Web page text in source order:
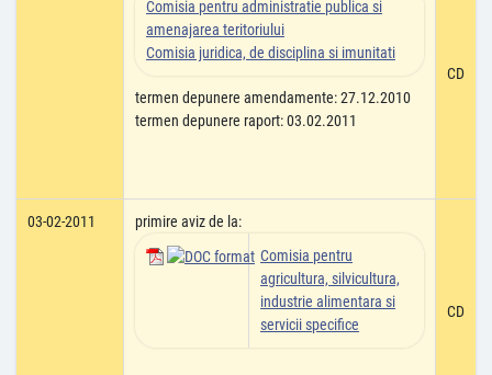
Comisia pentru administratie publica si
amenajarea teritoriului
Comisia juridica, de disciplina si imunitati
termen depunere amendamente: 27.12.2010
termen depunere raport: 03.02.2011
CD
03-02-2011
primire aviz de la:
Comisia pentru
agricultura, silvicultura,
industrie alimentara si
servicii specifice
CD